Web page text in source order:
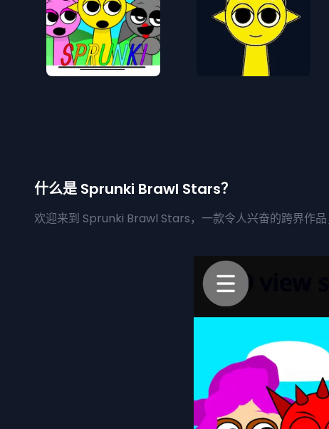
什么是 Sprunki Brawl Stars？
欢迎来到 Sprunki Brawl Stars，一款令人兴奋的跨界作